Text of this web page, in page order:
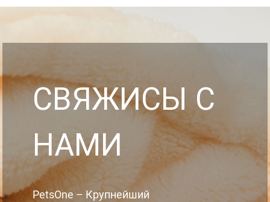
обратиться за поддержкой в PetsOne после
CBЯЖИCЫ C
HAMИ
PetsOne – Крупнейший